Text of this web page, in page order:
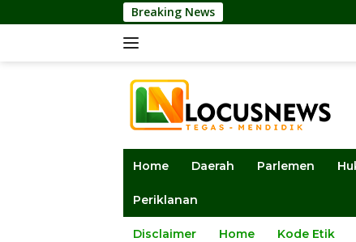
ke
Breaking News DPRD
Home Daerah Parlemen
Periklanan
Disclaimer Home Kode Etik